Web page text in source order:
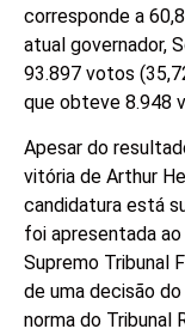
corresponde a
atual governador,
93.897 votos
que obteve 8.948
Apesar do
vitória de Arthur
candidatura está
foi apresentada
Supremo Tribunal
de uma decisão
norma do Tribunal